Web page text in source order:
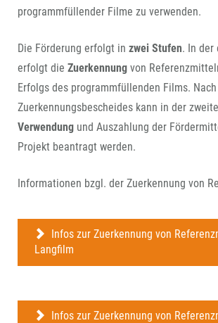
programmfüllender Filme zu verwenden.
Die Förderung erfolgt in zwei Stufen. In der
erfolgt die Zuerkennungvon
Erfolgs des programmfüllenden Films.
Zuerkennungsbescheides kann in der
Verwendungund Auszahlung der
Projekt beantragt werden.
Informationen bzgl. der Zuerkennung von
Infos zur Zuerkennung von
Langfilm
Infos zur Zuerkennung von